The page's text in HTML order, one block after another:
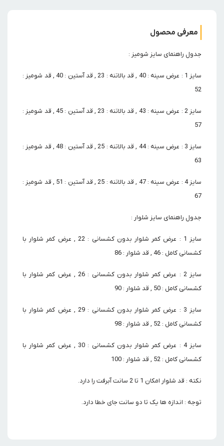
معرفی محصول
جدول راهنمای سایز شومیز :
سایز 1 : عرض سینه : 40 , قد بالاتنه : 23 , قد آستین : 40 , قد شومیز :
52
سایز 2 : عرض سینه : 43 , قد بالاتنه : 23 , قد آستین : 45 , قد شومیز :
57
سایز 3 : عرض سینه : 44 , قد بالاتنه : 25 , قد آستین : 48 , قد شومیز :
63
سایز 4 : عرض سینه : 47 , قد بالاتنه : 25 , قد آستین : 51 , قد شومیز :
67
جدول راهنمای سایز شلوار :
سایز 1 : عرض کمر شلوار بدون کشسانی : 22 , عرض کمر شلوار با
کشسانی کامل : 46 , قد شلوار : 86
سایز 2 : عرض کمر شلوار بدون کشسانی : 26 , عرض کمر شلوار با
کشسانی کامل : 50 , قد شلوار : 90
سایز 3 : عرض کمر شلوار بدون کشسانی : 29 , عرض کمر شلوار با
کشسانی کامل : 52 , قد شلوار : 98
سایز 4 : عرض کمر شلوار بدون کشسانی : 30 , عرض کمر شلوار با
کشسانی کامل : 52 , قد شلوار : 100
نکته : قد شلوار امکان 1 تا 2 سانت آبرفت را دارد.
توجه : اندازه ها یک تا دو سانت جای خطا دارد.